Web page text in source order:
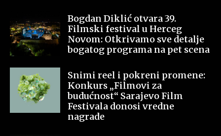
Bogdan Diklić otvara 39.
Filmski festival u Herceg
Novom: Otkrivamo sve detalje
bogatog programa na pet scena
Snimi reel i pokreni promene:
Konkurs „Filmovi za
budućnost“ Sarajevo Film
Festivala donosi vredne
nagrade